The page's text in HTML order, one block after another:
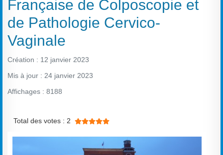
Française de Colposcopie et
de Pathologie Cervico-
Vaginale
Création : 12 janvier 2023
Mis à jour : 24 janvier 2023
Affichages : 8188
Total des votes : 2